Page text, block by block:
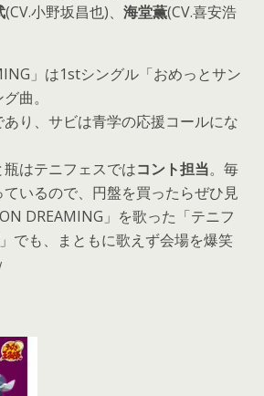
(CV.小野坂昌也)、 海堂薫(CV.喜安浩
」は1stシングル「おめっとサン
曲。
り、サビは青学の応援コールにな
はテニフェスではコント担当。毎
いるので、円盤を買ったらぜひ見
DREAMING」を歌った「テニフ
でも、まともに歌えず会場を爆笑